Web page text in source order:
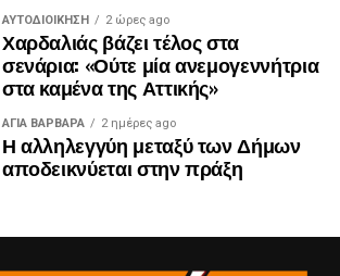
ΑΥΤΟΔΙΟΊΚΗΣΗ 2 ώρες ago
Χαρδαλιάς βάζει τέλος στα
σενάρια: «Ούτε μία ανεμογεννήτρια
στα καμένα της Αττικής»
ΑΓΙΑ ΒΑΡΒΑΡΑ 2 ημέρες ago
Η αλληλεγγύη μεταξύ των Δήμων
αποδεικνύεται στην πράξη